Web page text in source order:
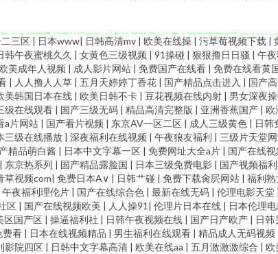
人 青青草AV导航 美女人人操 国产精品成人网站 Av手机网址 91porn蝌蚪
色网站 人人妻人人插 玖玖资源36 大香蕉网啪啪网 91婷婷射 天天干天天
女变态网站 国产内射播放 91综合在线观看 亚洲色图丝袜 导航影视AV
亚洲拍拍 日韩3极毛片 欧美大白重口味 精品福利激情网 操碰视频91
色电器 国产113页 97色涩 亚洲黄色小说网 欧亚另类综合 狠色色av 东京热
超碰在线 青娱乐99在线 黄色AAA片电影 豆花视频成人版 97AV中文字幕
三区 | 日本www| 日韩高清mv | 欧美在线操 | 污草莓视频下载 |
韩午夜蜜桃久久 | 女黄色三级视频 | 91操碰 | 狠狠撸日日骚 | 午
美成年人视频 | 成人影片网站 | 免费国产在线看 | 免费在线看黄
| 人人撸人人草 | 五月天婷婷丁香花 | 国产精品点击进入 | 国产
美韩国日本在线 | 欧美日韩不卡 | 豆花视频在线内射 | 男女深夜
级在线观看 | 国产三级无码 | 精品高清完整版 | 亚洲香蕉国产 | 欧
a片网站 | 国产看片视频 | 东京AV一区二区 | 成人三级黄色 | 日韩
三级在线播放 | 深夜福利在线视频 | 午夜狼友福利 | 三级片天堂
精品萌白酱 | 日本中文字幕一区 | 免费网址大全a片 | 国产在线
| 东京热系列 | 国产精品露脸国 | 日本三级免费电影 | 国产视频福
草视频com| 免费日本A∨ | 日韩艹碰 | 免费下载肏屄网站 | 福利熟
午夜福利理伦片 | 国产在线综合色 | 最新在线无码 | 伦理电影天堂 |
区 | 国产在线视频欧美 | 人人操91 | 伦理片日本在线 | 日本伦理
区国产区 | 操逼福利社 | 日韩午夜视频在线 | 国产日产欧产 | 日韩
费看 | 日本在线视频精品 | 男生福利在线观看 | 精品成人无码视频
影院四区 | 日韩中文字幕高清 | 欧美在线aa | 五月激激激综合 | 欧